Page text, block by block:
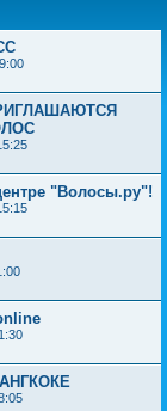
"Волосы.ру"!